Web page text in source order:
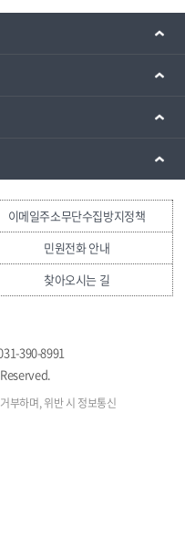
이메일주소무단수집방지정책
민원전화 안내
찾아오시는 길
390-8991
부하며, 위반 시 정보통신